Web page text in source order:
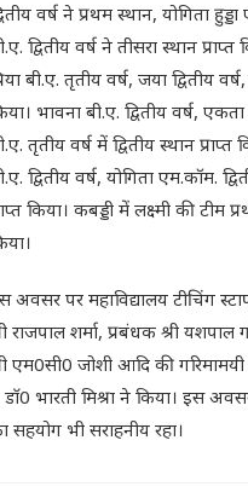
वर्ष ने प्रथम स्थान, योगिता
द्वितीय वर्ष ने तीसरा स्थान
बी.ए. तृतीय वर्ष, जया द्वितीय
भावना बी.ए. द्वितीय वर्ष, एकता
तृतीय वर्ष में द्वितीय स्थान
द्वितीय वर्ष, योगिता एम.कॉम.
किया। कबड्डी में लक्ष्मी की टीम
अवसर पर महाविद्यालय टीचिंग
राजपाल शर्मा, प्रबंधक श्री
एम0सी0 जोशी आदि की
भारती मिश्रा ने किया। इस
सहयोग भी सराहनीय रहा।